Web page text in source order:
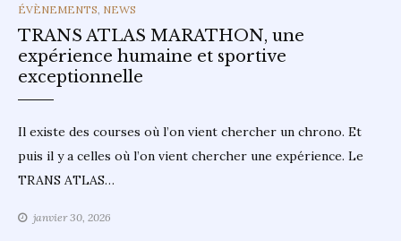
CATEGORIES
ÉVÈNEMENTS NEWS
TRANS ATLAS MARATHON, une
expérience humaine et sportive
exceptionnelle
Il existe des courses où l’on vient chercher un chrono. Et
puis il y a celles où l’on vient chercher une expérience. Le
TRANS ATLAS…
janvier 30, 2026